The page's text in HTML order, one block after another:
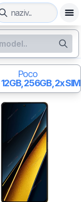
Poco
12GB, 256GB, 2x SIM